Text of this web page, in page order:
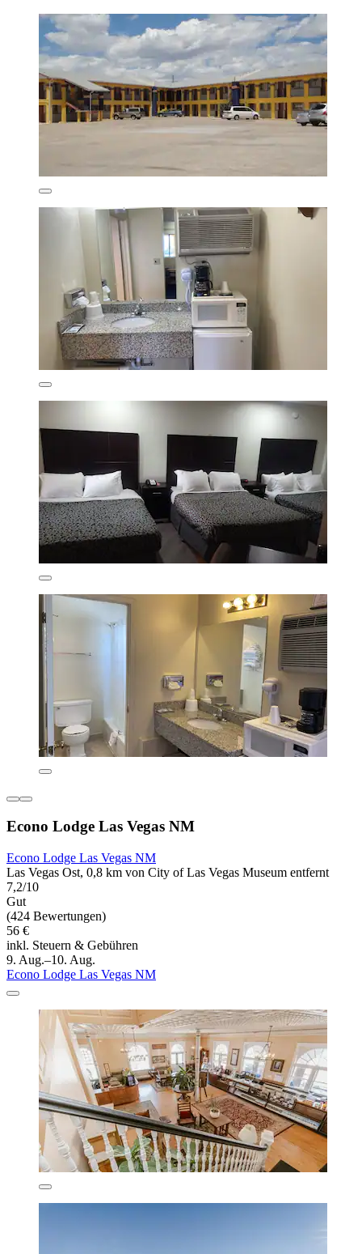
Econo Lodge Las Vegas NM
Econo Lodge Las Vegas NM
Las Vegas Ost, 0,8 km von City of Las Vegas Museum entfernt
7,2/10
Gut
(424 Bewertungen)
56 €
inkl. Steuern & Gebühren
9. Aug.–10. Aug.
Econo Lodge Las Vegas NM